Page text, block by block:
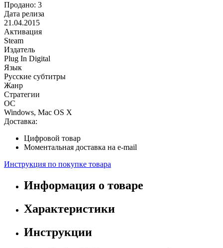
Продано: 3
Дата релиза
21.04.2015
Активация
Steam
Издатель
Plug In Digital
Язык
Русские субтитры
Жанр
Стратегии
ОС
Windows, Mac OS X
Доставка:
Цифровой товар
Моментальная доставка на e-mail
Инструкция по покупке товара
Информация о товаре
Характеристики
Инструкции